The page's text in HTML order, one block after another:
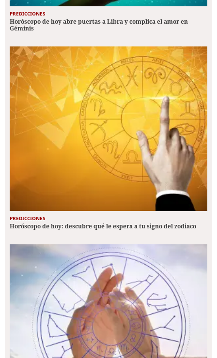
PREDICCIONES
Horóscopo de hoy abre puertas a Libra y complica el amor en
Géminis
PREDICCIONES
Horóscopo de hoy: descubre qué le espera a tu signo del zodiaco